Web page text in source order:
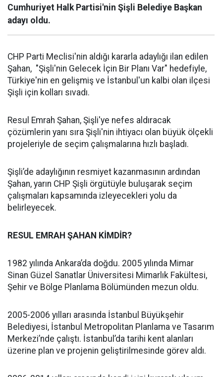
Cumhuriyet Halk Partisi'nin Şişli Belediye Başkan
adayı oldu.
CHP Parti Meclisi'nin aldığı kararla adaylığı ilan edilen
Şahan, "Şişli'nin Gelecek İçin Bir Planı Var" hedefiyle,
Türkiye'nin en gelişmiş ve İstanbul'un kalbi olan ilçesi
Şişli için kolları sıvadı.
Resul Emrah Şahan, Şişli'ye nefes aldıracak
çözümlerin yanı sıra Şişli'nin ihtiyacı olan büyük ölçekli
projeleriyle de seçim çalışmalarına hızlı başladı.
Şişli’de adaylığının resmiyet kazanmasının ardından
Şahan, yarın CHP Şişli örgütüyle buluşarak seçim
çalışmaları kapsamında izleyecekleri yolu da
belirleyecek.
RESUL EMRAH ŞAHAN KİMDİR?
1982 yılında Ankara’da doğdu. 2005 yılında Mimar
Sinan Güzel Sanatlar Üniversitesi Mimarlık Fakültesi,
Şehir ve Bölge Planlama Bölümünden mezun oldu.
2005-2006 yılları arasında İstanbul Büyükşehir
Belediyesi, İstanbul Metropolitan Planlama ve Tasarım
Merkezi’nde çalıştı. İstanbul’da tarihi kent alanları
üzerine plan ve projenin geliştirilmesinde görev aldı.